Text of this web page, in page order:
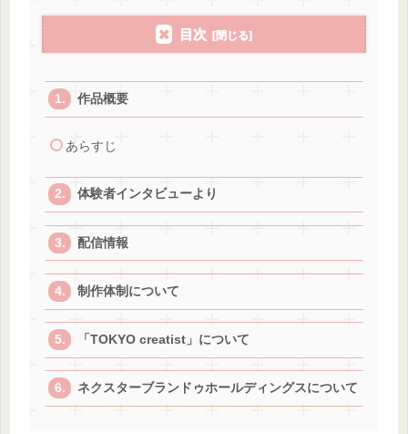
目次
作品概要
あらすじ
体験者インタビューより
配信情報
制作体制について
「TOKYO creatist」について
ネクスターブランドゥホールディングスについて